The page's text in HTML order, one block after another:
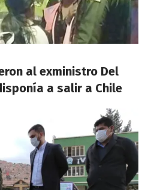
al exministro Del
a salir a Chile